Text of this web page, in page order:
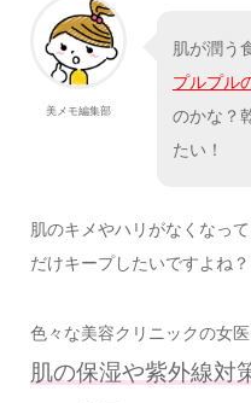
美メモ編集部
肌が潤う
プルプル
のかな？
たい！
肌のキメやハリがなくなっ
だけキープしたいですよね？
色々な美容クリニックの女
肌の保湿や紫外線対